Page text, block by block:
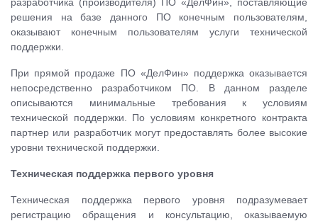
решения на базе данного ПО конечным пользователям,
оказывают конечным пользователям услуги технической
поддержки.
При прямой продаже ПО «ДелФин» поддержка оказывается
непосредственно разработчиком ПО. В данном разделе
описываются минимальные требования к условиям
технической поддержки. По условиям конкретного контракта
партнер или разработчик могут предоставлять более высокие
уровни технической поддержки.
Техническая поддержка первого уровня
Техническая поддержка первого уровня подразумевает
регистрацию обращения и консультацию, оказываемую